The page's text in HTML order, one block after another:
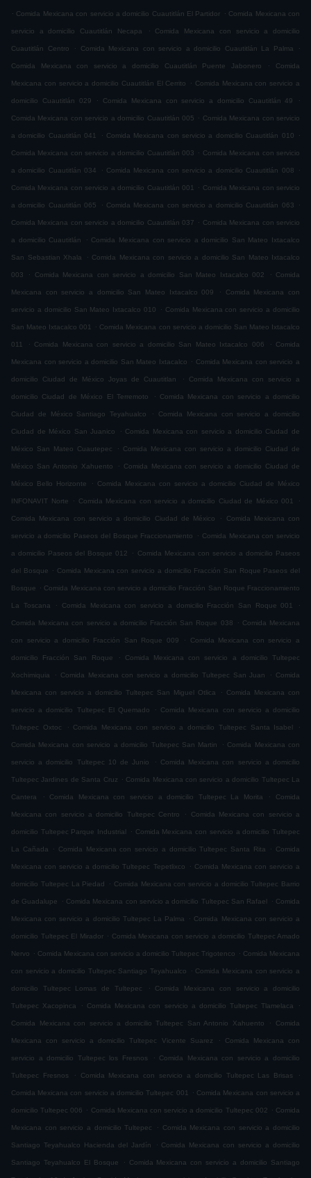
. Comida Mexicana con servicio a domicilio Cuautitlán El Partidor . Comida Mexicana con
servicio a domicilio Cuautitlán Necapa . Comida Mexicana con servicio a domicilio
Cuautitlán Centro . Comida Mexicana con servicio a domicilio Cuautitlán La Palma .
Comida Mexicana con servicio a domicilio Cuautitlán Puente Jabonero . Comida
Mexicana con servicio a domicilio Cuautitlán El Cerrito . Comida Mexicana con servicio a
domicilio Cuautitlán 029 . Comida Mexicana con servicio a domicilio Cuautitlán 49 .
Comida Mexicana con servicio a domicilio Cuautitlán 005 . Comida Mexicana con servicio
a domicilio Cuautitlán 041 . Comida Mexicana con servicio a domicilio Cuautitlán 010 .
Comida Mexicana con servicio a domicilio Cuautitlán 003 . Comida Mexicana con servicio
a domicilio Cuautitlán 034 . Comida Mexicana con servicio a domicilio Cuautitlán 008 .
Comida Mexicana con servicio a domicilio Cuautitlán 001 . Comida Mexicana con servicio
a domicilio Cuautitlán 065 . Comida Mexicana con servicio a domicilio Cuautitlán 063 .
Comida Mexicana con servicio a domicilio Cuautitlán 037 . Comida Mexicana con servicio
a domicilio Cuautitlán . Comida Mexicana con servicio a domicilio San Mateo Ixtacalco
San Sebastian Xhala . Comida Mexicana con servicio a domicilio San Mateo Ixtacalco
003 . Comida Mexicana con servicio a domicilio San Mateo Ixtacalco 002 . Comida
Mexicana con servicio a domicilio San Mateo Ixtacalco 009 . Comida Mexicana con
servicio a domicilio San Mateo Ixtacalco 010 . Comida Mexicana con servicio a domicilio
San Mateo Ixtacalco 001 . Comida Mexicana con servicio a domicilio San Mateo Ixtacalco
011 . Comida Mexicana con servicio a domicilio San Mateo Ixtacalco 006 . Comida
Mexicana con servicio a domicilio San Mateo Ixtacalco . Comida Mexicana con servicio a
domicilio Ciudad de México Joyas de Cuautitlan . Comida Mexicana con servicio a
domicilio Ciudad de México El Terremoto . Comida Mexicana con servicio a domicilio
Ciudad de México Santiago Teyahualco . Comida Mexicana con servicio a domicilio
Ciudad de México San Juanico . Comida Mexicana con servicio a domicilio Ciudad de
México San Mateo Cuautepec . Comida Mexicana con servicio a domicilio Ciudad de
México San Antonio Xahuento . Comida Mexicana con servicio a domicilio Ciudad de
México Bello Horizonte . Comida Mexicana con servicio a domicilio Ciudad de México
INFONAVIT Norte . Comida Mexicana con servicio a domicilio Ciudad de México 001 .
Comida Mexicana con servicio a domicilio Ciudad de México . Comida Mexicana con
servicio a domicilio Paseos del Bosque Fraccionamiento . Comida Mexicana con servicio
a domicilio Paseos del Bosque 012 . Comida Mexicana con servicio a domicilio Paseos
del Bosque . Comida Mexicana con servicio a domicilio Fracción San Roque Paseos del
Bosque . Comida Mexicana con servicio a domicilio Fracción San Roque Fraccionamiento
La Toscana . Comida Mexicana con servicio a domicilio Fracción San Roque 001 .
Comida Mexicana con servicio a domicilio Fracción San Roque 038 . Comida Mexicana
con servicio a domicilio Fracción San Roque 009 . Comida Mexicana con servicio a
domicilio Fracción San Roque . Comida Mexicana con servicio a domicilio Tultepec
Xochimiquia . Comida Mexicana con servicio a domicilio Tultepec San Juan . Comida
Mexicana con servicio a domicilio Tultepec San Miguel Otlica . Comida Mexicana con
servicio a domicilio Tultepec El Quemado . Comida Mexicana con servicio a domicilio
Tultepec Oxtoc . Comida Mexicana con servicio a domicilio Tultepec Santa Isabel .
Comida Mexicana con servicio a domicilio Tultepec San Martin . Comida Mexicana con
servicio a domicilio Tultepec 10 de Junio . Comida Mexicana con servicio a domicilio
Tultepec Jardines de Santa Cruz . Comida Mexicana con servicio a domicilio Tultepec La
Cantera . Comida Mexicana con servicio a domicilio Tultepec La Morita . Comida
Mexicana con servicio a domicilio Tultepec Centro . Comida Mexicana con servicio a
domicilio Tultepec Parque Industrial . Comida Mexicana con servicio a domicilio Tultepec
La Cañada . Comida Mexicana con servicio a domicilio Tultepec Santa Rita . Comida
Mexicana con servicio a domicilio Tultepec Tepetlixco . Comida Mexicana con servicio a
domicilio Tultepec La Piedad . Comida Mexicana con servicio a domicilio Tultepec Barrio
de Guadalupe . Comida Mexicana con servicio a domicilio Tultepec San Rafael . Comida
Mexicana con servicio a domicilio Tultepec La Palma . Comida Mexicana con servicio a
domicilio Tultepec El Mirador . Comida Mexicana con servicio a domicilio Tultepec Amado
Nervo . Comida Mexicana con servicio a domicilio Tultepec Trigotenco . Comida Mexicana
con servicio a domicilio Tultepec Santiago Teyahualco . Comida Mexicana con servicio a
domicilio Tultepec Lomas de Tultepec . Comida Mexicana con servicio a domicilio
Tultepec Xacopinca . Comida Mexicana con servicio a domicilio Tultepec Tlamelaca .
Comida Mexicana con servicio a domicilio Tultepec San Antonio Xahuento . Comida
Mexicana con servicio a domicilio Tultepec Vicente Suarez . Comida Mexicana con
servicio a domicilio Tultepec los Fresnos . Comida Mexicana con servicio a domicilio
Tultepec Fresnos . Comida Mexicana con servicio a domicilio Tultepec Las Brisas .
Comida Mexicana con servicio a domicilio Tultepec 001 . Comida Mexicana con servicio a
domicilio Tultepec 006 . Comida Mexicana con servicio a domicilio Tultepec 002 . Comida
Mexicana con servicio a domicilio Tultepec . Comida Mexicana con servicio a domicilio
Santiago Teyahualco Hacienda del Jardín . Comida Mexicana con servicio a domicilio
Santiago Teyahualco El Bosque . Comida Mexicana con servicio a domicilio Santiago